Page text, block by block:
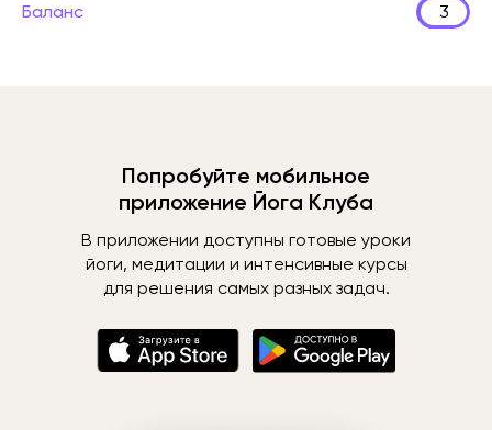
Баланс 3
Попробуйте мобильное
приложение Йога Клуба
В приложении доступны готовые уроки
йоги, медитации и интенсивные курсы
для решения самых разных задач.